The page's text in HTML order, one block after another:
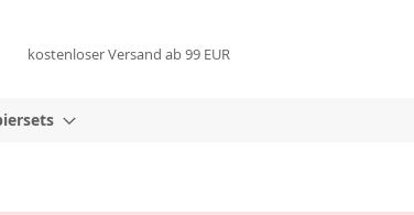
kostenloser Versand ab 99 EUR